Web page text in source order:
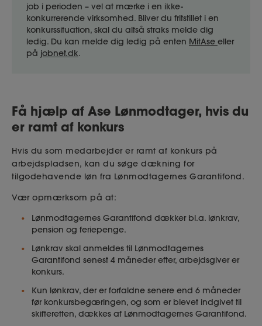
job i perioden – vel at mærke i en ikke-
konkurrerende virksomhed. Bliver du fritstillet i en
konkurssituation, skal du altså straks melde dig
ledig. Du kan melde dig ledig på enten MitAse eller
på jobnet.dk.
Få hjælp af Ase Lønmodtager, hvis du
er ramt af konkurs
Hvis du som medarbejder er ramt af konkurs på
arbejdspladsen, kan du søge dækning for
tilgodehavende løn fra Lønmodtagernes Garantifond.
Vær opmærksom på at:
Lønmodtagernes Garantifond dækker bl.a. lønkrav,
pension og feriepenge.
Lønkrav skal anmeldes til Lønmodtagernes
Garantifond senest 4 måneder efter, arbejdsgiver er
konkurs.
Kun lønkrav, der er forfaldne senere end 6 måneder
før konkursbegæringen, og som er blevet indgivet til
skifteretten, dækkes af Lønmodtagernes Garantifond.